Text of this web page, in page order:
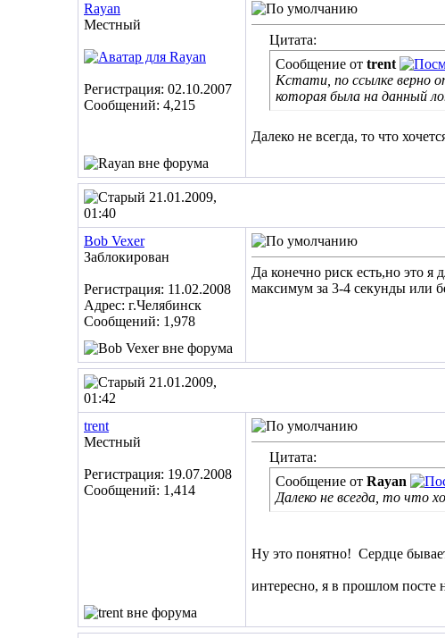
Rayan
Местный
Регистрация: 02.10.2007
Сообщений: 4,215
Цитата:
Сообщение от trent
Кстати, по ссылке верно
которая была на данный
Далеко не всегда, то что
21.01.2009,
01:40
Bob Vexer
Заблокирован
Регистрация: 11.02.2008
Адрес: г.Челябинск
Сообщений: 1,978
Да конечно риск есть,но это
максимум за 3-4 секунды или
21.01.2009,
01:42
trent
Местный
Регистрация: 19.07.2008
Сообщений: 1,414
Цитата:
Сообщение от Rayan
Далеко не всегда, то что
Ну это понятно! Сердце
интересно, я в прошлом посте